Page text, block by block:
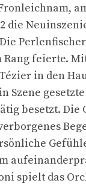
2 die
Rang feierte.
in den
Szene
besetzt.
spielt das